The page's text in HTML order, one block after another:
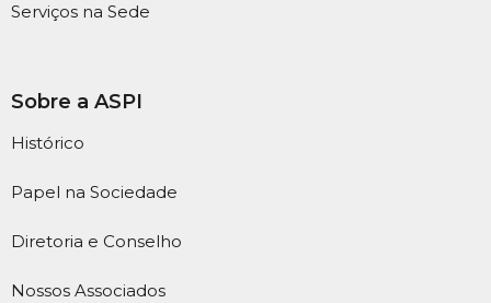
Serviços na Sede
Sobre a ASPI
Histórico
Papel na Sociedade
Diretoria e Conselho
Nossos Associados